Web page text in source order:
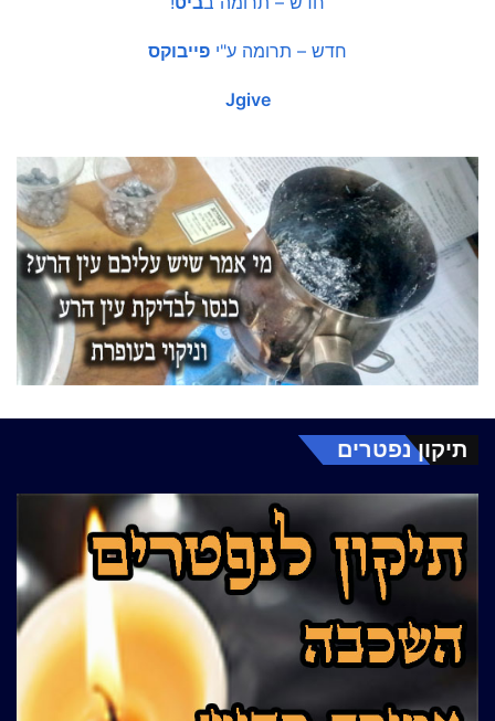
חדש – תרומה ע"י פייבוקס
Jgive
תיקון נפטרים